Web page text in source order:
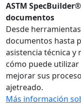
ASTM
documentos
Desde
documentos hasta
asistencia técnica y
cómo puede
mejorar sus
ajetreado.
Más información